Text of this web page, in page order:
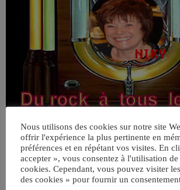
Generic Luxury Sedan Stock Image by KHI,Inc.
Nous utilisons des cookies sur notre site
offrir l'expérience la plus pertinente en
préférences et en répétant vos visites. En
accepter », vous consentez à l'utilisation
cookies. Cependant, vous pouvez visiter
des cookies » pour fournir un